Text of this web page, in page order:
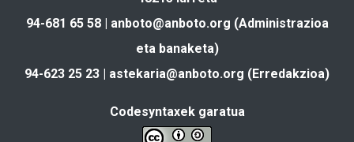
94-681 65 58 | anboto@anboto.org (Administrazioa
eta banaketa)
94-623 25 23 | astekaria@anboto.org (Erredakzioa)
Codesyntaxek garatua